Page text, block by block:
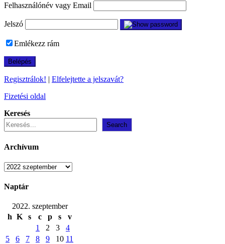
Felhasználónév vagy Email
Jelszó
Emlékezz rám
Regisztrálok! | Elfelejtette a jelszavát?
Fizetési oldal
Keresés
Search
Archívum
Archívum
Naptár
2022. szeptember
h K s c p s
v
1
2 3
4
5
6 7 8 9 10 11